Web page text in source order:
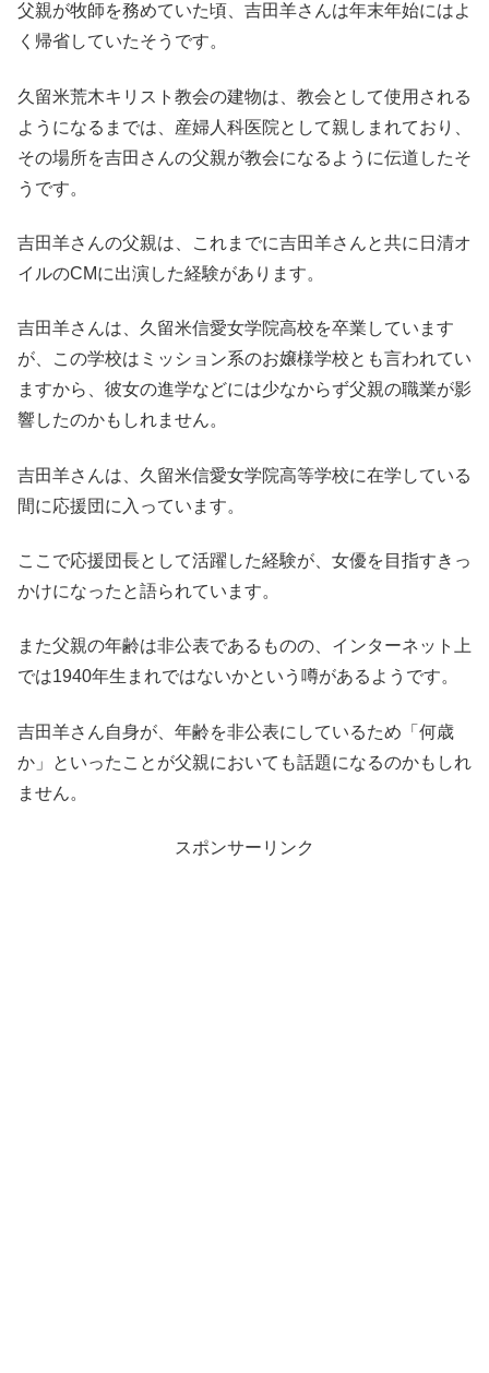
父親が牧師を務めていた頃、吉田羊さんは年末年始にはよ
く帰省していたそうです。
久留米荒木キリスト教会の建物は、教会として使用される
ようになるまでは、産婦人科医院として親しまれており、
その場所を吉田さんの父親が教会になるように伝道したそ
うです。
吉田羊さんの父親は、これまでに吉田羊さんと共に日清オ
イルのCMに出演した経験があります。
吉田羊さんは、久留米信愛女学院高校を卒業しています
が、この学校はミッション系のお嬢様学校とも言われてい
ますから、彼女の進学などには少なからず父親の職業が影
響したのかもしれません。
吉田羊さんは、久留米信愛女学院高等学校に在学している
間に応援団に入っています。
ここで応援団長として活躍した経験が、女優を目指すきっ
かけになったと語られています。
また父親の年齢は非公表であるものの、インターネット上
では1940年生まれではないかという噂があるようです。
吉田羊さん自身が、年齢を非公表にしているため「何歳
か」といったことが父親においても話題になるのかもしれ
ません。
スポンサーリンク